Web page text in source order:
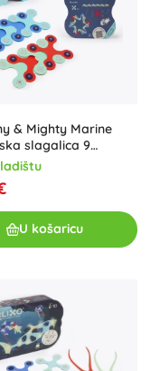
& Mighty Marine
slagalica 9
U košaricu